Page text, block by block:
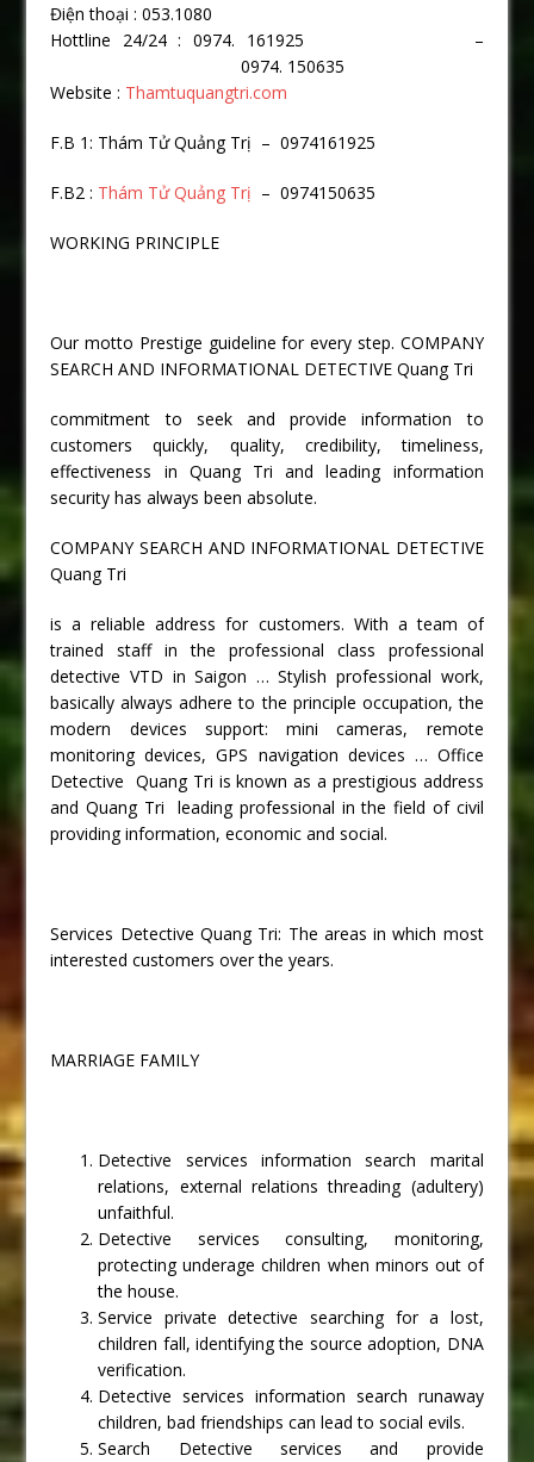
Điện thoại : 053.1080
Hottline 24/24 : 0974. 161925 –
0974. 150635
Website : Thamtuquangtri.com
F.B 1: Thám Tử Quảng Trị – 0974161925
F.B2 : Thám Tử Quảng Trị – 0974150635
WORKING PRINCIPLE
Our motto Prestige guideline for every step. COMPANY
SEARCH AND INFORMATIONAL DETECTIVE Quang Tri
commitment to seek and provide information to
customers quickly, quality, credibility, timeliness,
effectiveness in Quang Tri and leading information
security has always been absolute.
COMPANY SEARCH AND INFORMATIONAL DETECTIVE
Quang Tri
is a reliable address for customers. With a team of
trained staff in the professional class professional
detective VTD in Saigon … Stylish professional work,
basically always adhere to the principle occupation, the
modern devices support: mini cameras, remote
monitoring devices, GPS navigation devices … Office
Detective Quang Tri is known as a prestigious address
and Quang Tri leading professional in the field of civil
providing information, economic and social.
Services Detective Quang Tri: The areas in which most
interested customers over the years.
MARRIAGE FAMILY
Detective services information search marital
relations, external relations threading (adultery)
unfaithful.
Detective services consulting, monitoring,
protecting underage children when minors out of
the house.
Service private detective searching for a lost,
children fall, identifying the source adoption, DNA
verification.
Detective services information search runaway
children, bad friendships can lead to social evils.
Search Detective services and provide